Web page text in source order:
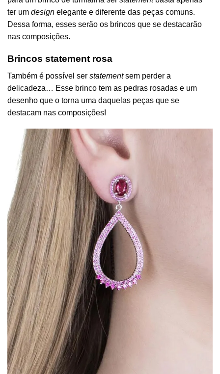
ter um design elegante e diferente das peças comuns.
Dessa forma, esses serão os brincos que se destacarão
nas composições.
Brincos statement rosa
Também é possível ser statementsem perder a
delicadeza… Esse brinco tem as pedras rosadas e um
desenho que o torna uma daquelas peças que se
destacam nas composições!